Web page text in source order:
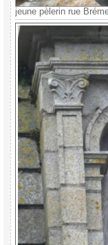
jeune pèlerin rue